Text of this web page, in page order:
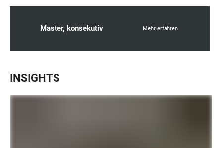
Master, konsekutiv Mehr erfahren
INSIGHTS